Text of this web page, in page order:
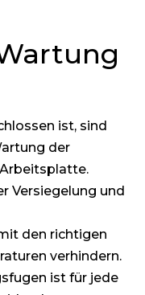
ist, sind
der
Versiegelung und
den richtigen
verhindern.
ist für jede